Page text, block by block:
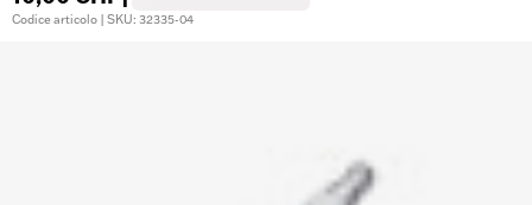
Codice articolo | SKU: 32335-04